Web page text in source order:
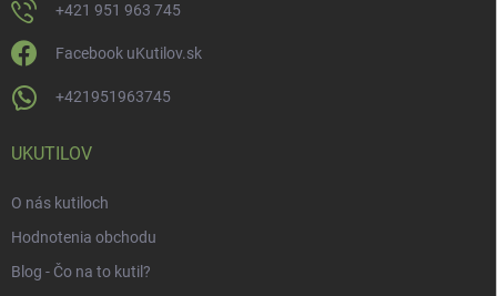
+421 951 963 745
Facebook uKutilov.sk
+421951963745
UKUTILOV
O nás kutiloch
Hodnotenia obchodu
Blog - Čo na to kutil?